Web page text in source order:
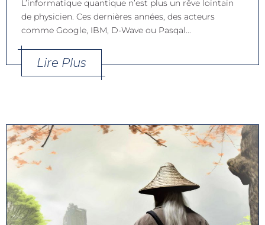
L’informatique quantique n’est plus un rêve lointain
de physicien. Ces dernières années, des acteurs
comme Google, IBM, D-Wave ou Pasqal...
Lire Plus